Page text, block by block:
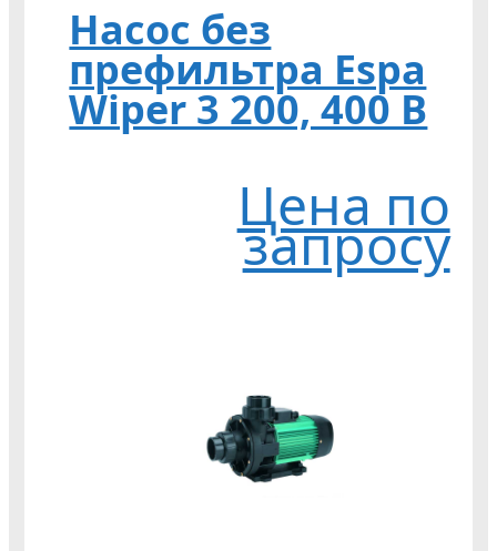
Насос без
префильтра Espa
Wiper 3 200, 400 В
Цена по
запросу